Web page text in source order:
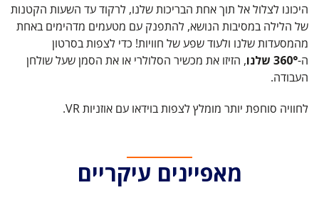
היכונו לצלול אל תוך אחת הבריכות שלנו, לרקוד עד השעות הקטנות
של הלילה במסיבות הנושא, להתפנק עם מטעמים מדהימים באחת
מהמסעדות שלנו ולעוד שפע של חוויות! כדי לצפות בסרטון
ה-360° שלנו, הזיזו את מכשיר הסלולרי או את הסמן שעל שולחן
העבודה.
לחוויה סוחפת יותר מומלץ לצפות בוידאו עם אוזניות VR.
מאפיינים עיקריים